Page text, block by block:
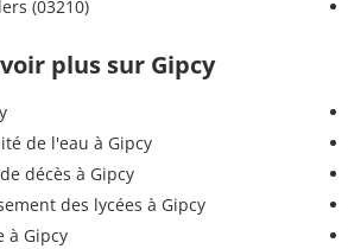
(03210)
plus sur Gipcy
de l'eau à Gipcy
décès à Gipcy
des lycées à Gipcy
à Gipcy